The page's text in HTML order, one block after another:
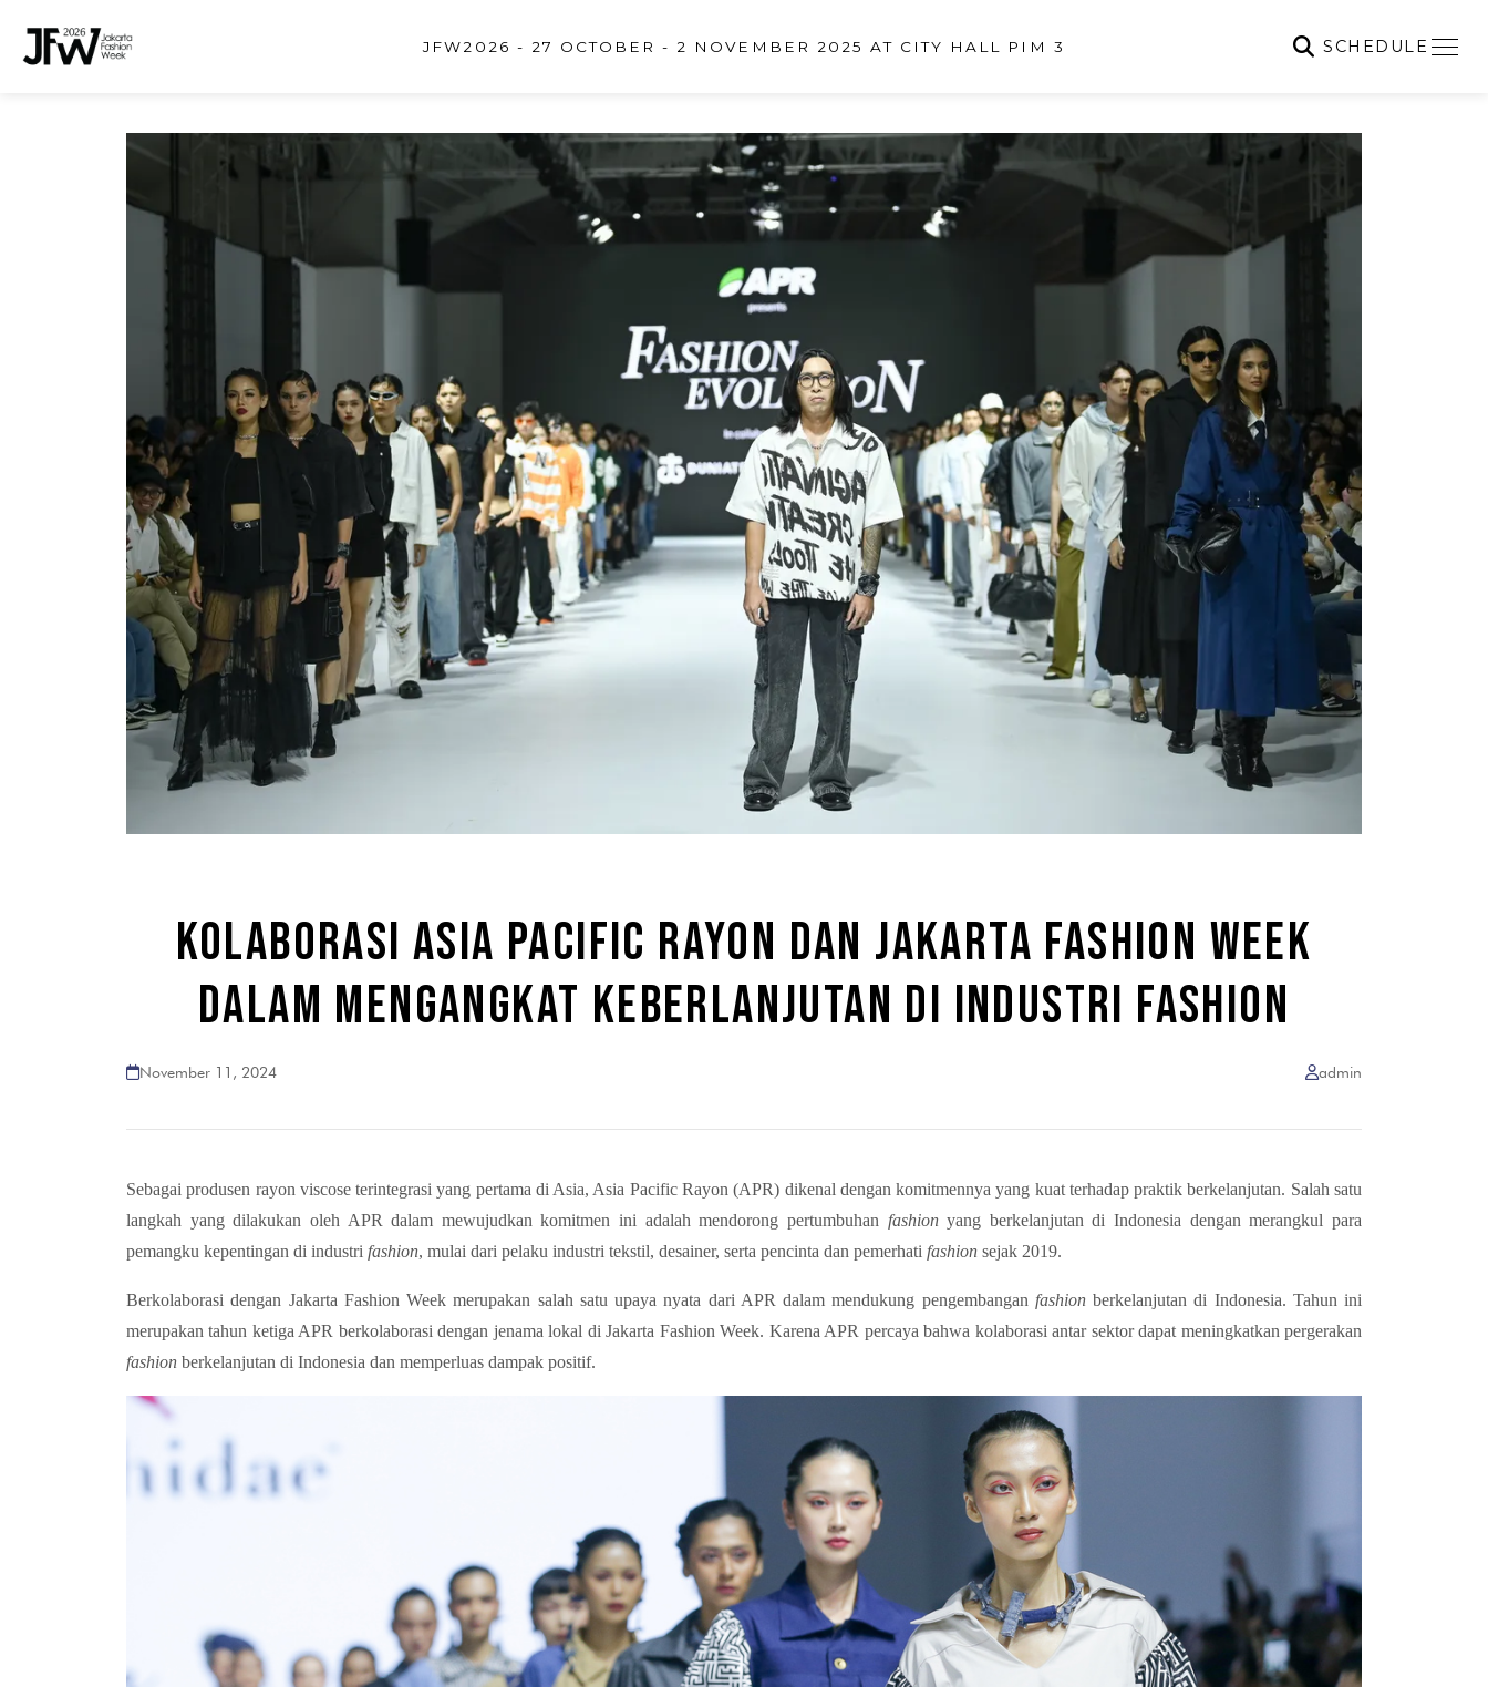
JFW2026 - 27 OCTOBER - 2 NOVEMBER 2025 AT CITY HALL PIM 3 SCHEDULE
KOLABORASI ASIA PACIFIC RAYON DAN JAKARTA FASHION WEEK
DALAM MENGANGKAT KEBERLANJUTAN DI INDUSTRI FASHION
November 11, 2024 admin
Sebagai produsen rayon viscose terintegrasi yang pertama di Asia, Asia Pacific Rayon (APR) dikenal dengan komitmennya yang kuat terhadap praktik berkelanjutan. Salah satu
langkah yang dilakukan oleh APR dalam mewujudkan komitmen ini adalah mendorong pertumbuhan fashionyang berkelanjutan di Indonesia dengan merangkul para
pemangku kepentingan di industri fashion, mulai dari pelaku industri tekstil, desainer, serta pencinta dan pemerhati fashion sejak 2019.
Berkolaborasi dengan Jakarta Fashion Week merupakan salah satu upaya nyata dari APR dalam mendukung pengembangan fashionberkelanjutan di Indonesia. Tahun ini
merupakan tahun ketiga APR berkolaborasi dengan jenama lokal di Jakarta Fashion Week. Karena APR percaya bahwa kolaborasi antar sektor dapat meningkatkan pergerakan
fashion berkelanjutan di Indonesia dan memperluas dampak positif.